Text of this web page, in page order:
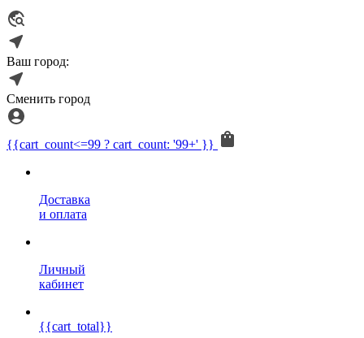
Ваш город:
Сменить город
{{cart_count<=99 ? cart_count: '99+' }}
Доставка
и оплата
Личный
кабинет
{{cart_total}}